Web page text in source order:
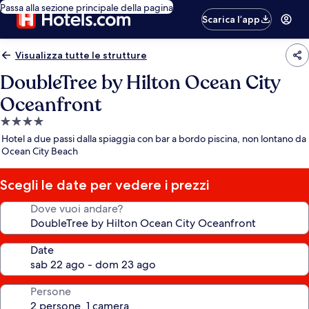
Passa alla sezione principale della pagina
Scarica l’app
Visualizza tutte le strutture
DoubleTree by Hilton Ocean City
Oceanfront
Struttura
a
4.0
stelle
Hotel a due passi dalla spiaggia con bar a bordo piscina, non lontano da
Ocean City Beach
Scegli le date per vedere i prezzi
Dove vuoi andare?
Date
Persone